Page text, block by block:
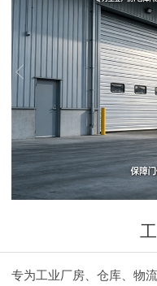
专为工业厂房、仓库、物